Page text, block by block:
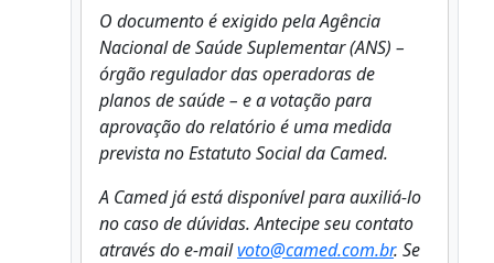
O documento é exigido pela Agência
Nacional de Saúde Suplementar (ANS) –
órgão regulador das operadoras de
planos de saúde – e a votação para
aprovação do relatório é uma medida
prevista no Estatuto Social da Camed.
A Camed já está disponível para auxiliá-lo
no caso de dúvidas. Antecipe seu contato
através do e-mailvoto@camed.com.br. Se